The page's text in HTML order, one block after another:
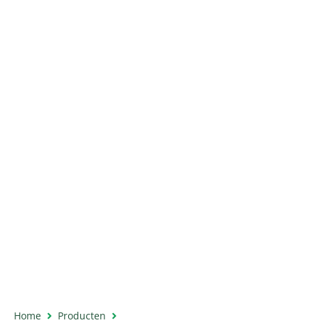
Home
Producten